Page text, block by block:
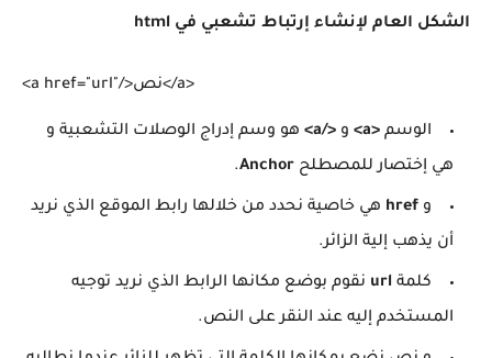
الشكل العام لإنشاء إرتباط تشعبي في html
<a href="url"/>نص</a>
الوسم <a> و </a>
هو وسم إدراج الوصلات التشعبية و
هي إختصار للمصطلح Anchor
.
و href هي خاصية نحدد من خلالها رابط الموقع الذي نريد
أن يذهب إلية الزائر.
كلمة url نقوم بوضع مكانها الرابط الذي نريد توجيه
المستخدم إليه عند النقر على النص.